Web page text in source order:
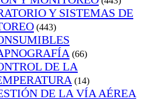
Y SISTEMAS DE
(443)
(66)
DE LA
(14)
DE LA VÍA AÉREA